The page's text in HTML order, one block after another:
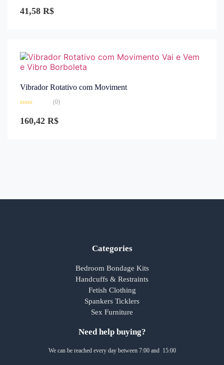
0
de
41,58 R$
Vibrador Rotativo com Moviment
0
de
(0)
160,42 R$
Categories
Bedroom Bondage Kits
Handcuffs & Restraints
Fetish Clothing
Spankers Ticklers
Sex Furniture
Need help buying?
We can be reached every day between 7:00 and 15:00